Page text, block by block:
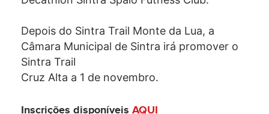
Depois do Sintra Trail Monte da Lua, a
Câmara Municipal de Sintra irá promover o
Sintra Trail
Cruz Alta a 1 de novembro.
Inscrições disponíveis AQUI